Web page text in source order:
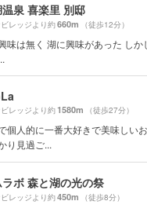
泉 喜楽里 別邸
ビレッジより約660m （徒歩12分）
味は無く 湖に興味があった しか
ビレッジより約1580m （徒歩27分）
個人的に一番大好きで美味しい
り見過ご...
ボ 森と湖の光の祭
ビレッジより約450m （徒歩8分）